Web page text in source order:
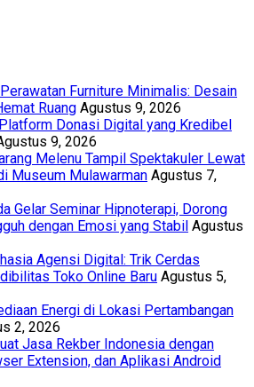
Furniture Minimalis: Desain
Ruang Agustus 9, 2026
Donasi Digital yang Kredibel
9, 2026
Melenu Tampil Spektakuler Lewat
Museum Mulawarman Agustus 7,
Gelar Seminar Hipnoterapi, Dorong
dengan Emosi yang Stabil Agustus
Agensi Digital: Trik Cerdas
Toko Online Baru Agustus 5,
Energi di Lokasi Pertambangan
2, 2026
Jasa Rekber Indonesia dengan
Extension, dan Aplikasi Android